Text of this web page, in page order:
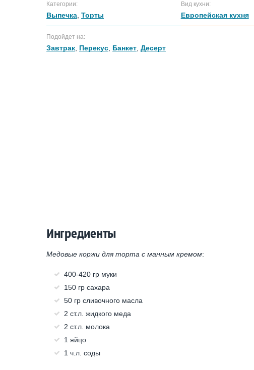
Категории:
Выпечка Торты
Вид кухни:
Европейская кухня
Подойдет на:
Завтрак Перекус Банкет Десерт
Ингредиенты
Медовые коржи для торта с манным кремом:
400-420 гр муки
150 гр сахара
50 гр сливочного масла
2 ст.л. жидкого меда
2 ст.л. молока
1 яйцо
1 ч.л. соды